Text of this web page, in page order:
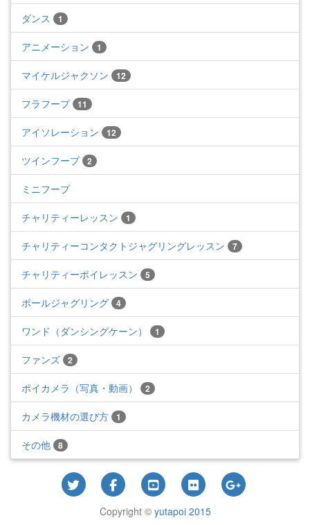
ダンス 1
アニメーション 1
マイケルジャクソン 12
フラフープ 11
アイソレーション 12
ツインフープ 2
ミニフープ
チャリティーレッスン 1
チャリティーコンタクトジャグリングレッスン 7
チャリティーポイレッスン 5
ボールジャグリング 4
ワンド（ダンシングケーン） 1
ファンズ 2
ポイカメラ（写真・動画） 2
カメラ機材の選び方 1
その他 8
Copyright © yutapoi 2015